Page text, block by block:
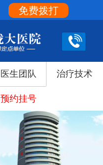
医生团队 治疗技术
预约挂号
免费拨打